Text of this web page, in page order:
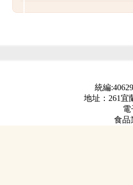
統編
地址：261宜
電
食品